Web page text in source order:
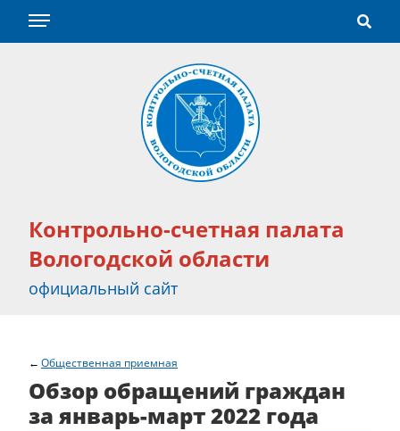
Контрольно-счетная палата
Вологодской области
официальный сайт
Общественная приемная
Обзор обращений граждан
за январь-март 2022 года